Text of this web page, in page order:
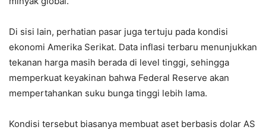
Di sisi lain, perhatian pasar juga tertuju pada kondisi
ekonomi Amerika Serikat. Data inflasi terbaru menunjukkan
tekanan harga masih berada di level tinggi, sehingga
memperkuat keyakinan bahwa Federal Reserve akan
mempertahankan suku bunga tinggi lebih lama.
Kondisi tersebut biasanya membuat aset berbasis dolar AS